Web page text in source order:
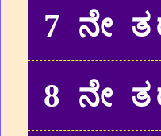
7 ನೇ
8 ನೇ